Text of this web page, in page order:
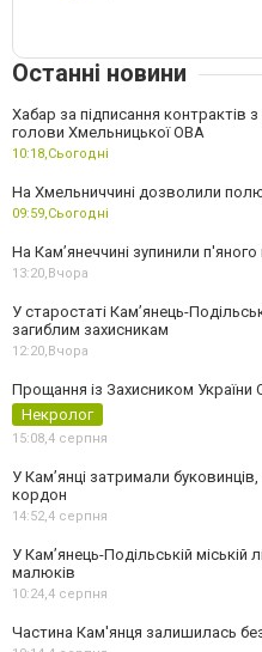
Останні новини
Хабар за підписання контрактів
голови Хмельницької ОВА
10:18,Сьогодні
На Хмельниччині дозволили
09:59,Сьогодні
На Камʼянеччині зупинили
13:20,Вчора
У старостаті Кам’янець-
загиблим захисникам
12:20,Вчора
Прощання із Захисником України
Некролог
15:08,4 серпня
У Кам’янці затримали
кордон
14:52,4 серпня
У Кам’янець-Подільській міській
малюків
10:24,4 серпня
Частина Кам'янця залишилась